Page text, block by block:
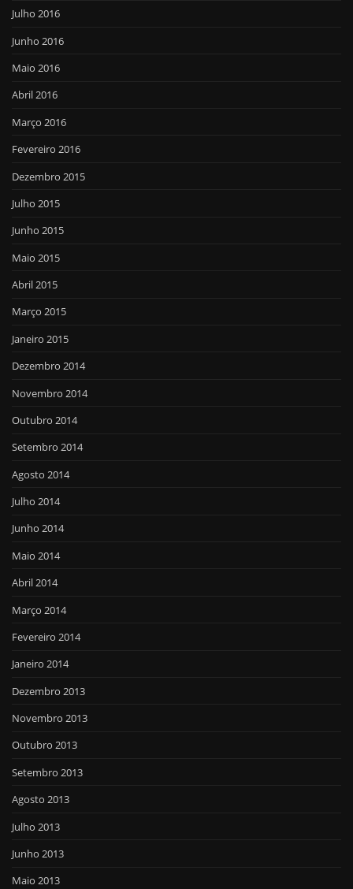
Julho 2016
Junho 2016
Maio 2016
Abril 2016
Março 2016
Fevereiro 2016
Dezembro 2015
Julho 2015
Junho 2015
Maio 2015
Abril 2015
Março 2015
Janeiro 2015
Dezembro 2014
Novembro 2014
Outubro 2014
Setembro 2014
Agosto 2014
Julho 2014
Junho 2014
Maio 2014
Abril 2014
Março 2014
Fevereiro 2014
Janeiro 2014
Dezembro 2013
Novembro 2013
Outubro 2013
Setembro 2013
Agosto 2013
Julho 2013
Junho 2013
Maio 2013